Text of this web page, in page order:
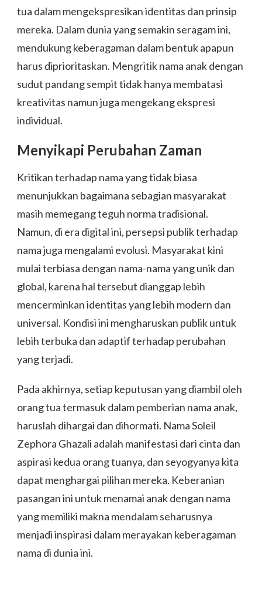
tua dalam mengekspresikan identitas dan prinsip
mereka. Dalam dunia yang semakin seragam ini,
mendukung keberagaman dalam bentuk apapun
harus diprioritaskan. Mengritik nama anak dengan
sudut pandang sempit tidak hanya membatasi
kreativitas namun juga mengekang ekspresi
individual.
Menyikapi Perubahan Zaman
Kritikan terhadap nama yang tidak biasa
menunjukkan bagaimana sebagian masyarakat
masih memegang teguh norma tradisional.
Namun, di era digital ini, persepsi publik terhadap
nama juga mengalami evolusi. Masyarakat kini
mulai terbiasa dengan nama-nama yang unik dan
global, karena hal tersebut dianggap lebih
mencerminkan identitas yang lebih modern dan
universal. Kondisi ini mengharuskan publik untuk
lebih terbuka dan adaptif terhadap perubahan
yang terjadi.
Pada akhirnya, setiap keputusan yang diambil oleh
orang tua termasuk dalam pemberian nama anak,
haruslah dihargai dan dihormati. Nama Soleil
Zephora Ghazali adalah manifestasi dari cinta dan
aspirasi kedua orang tuanya, dan seyogyanya kita
dapat menghargai pilihan mereka. Keberanian
pasangan ini untuk menamai anak dengan nama
yang memiliki makna mendalam seharusnya
menjadi inspirasi dalam merayakan keberagaman
nama di dunia ini.